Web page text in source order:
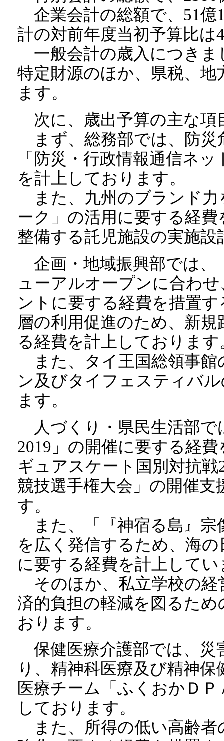
企業会計の総額で、51億
計の対前年度当初予算比
一般会計の歳入につきま
特定財源のほか、県税、
ます。
次に、歳出予算の主な項
まず、総務部では、防災
「防災・行政情報通信ネ
を計上しております。
また、九州のブランド力
ーク」の活用に要する経
整備する託児施設の実施
企画・地域振興部では、
ューアルオープンに合わ
ントに要する経費を措置
層の利用促進のため、新
る経費を計上しております
また、タイ王国総領事館
ン及びタイフェスティバ
ます。
人づくり・県民生活部で
2019」の開催に要する経
ギュアスケート国別対抗戦
競技選手権大会」の開催
す。
また、「『神宿る島』宗
を広く発信するため、海
に要する経費を計上してい
そのほか、私立学校の経
済的負担の軽減を図るた
おります。
保健医療介護部では、災
り、精神科医療及び精神
医療チーム「ふくおかＤ
しております。
また、所得の低い高齢者